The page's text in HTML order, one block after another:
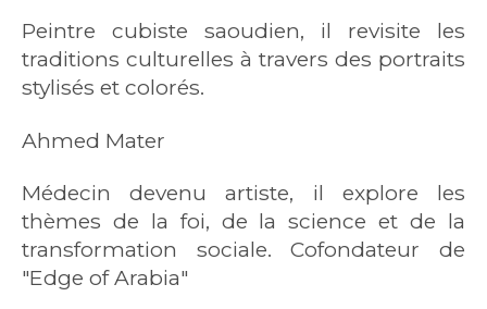
Peintre cubiste saoudien, il revisite les
traditions culturelles à travers des portraits
stylisés et colorés.
Ahmed Mater
Médecin devenu artiste, il explore les
thèmes de la foi, de la science et de la
transformation sociale. Cofondateur de
"Edge of Arabia"